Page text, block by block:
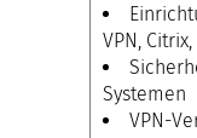
VPN,
Systemen
VPN-